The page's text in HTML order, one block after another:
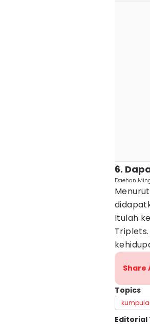
6.
Daehan
Itulah
Share
Topics
Editorial